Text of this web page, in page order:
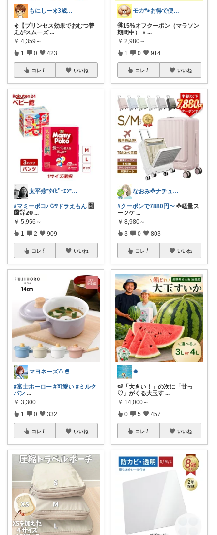
もにしー☀️3歳娘と0歳息子のパパ🧡
☀️【プリンセス効果でおむつ替
えがスムーズ ...
￥ 4,359～
1 0 423
コレ いいね
太平燕*ﾀｲﾋﾟｰｴﾝ*熊本は負けんバイ
#マミーポコパﾝﾂドラえもん 🈹
🅿️㌽𝟮𝟬 ...
￥ 5,956～
1 2 909
コレ いいね
マヨネーズ🥚‪🐣✨️お礼はプロフで♪
#富士ホーロー #可愛い #ミルク
パン ...
￥ 3,300
1 0 332
コレ いいね
モカ🐾お得で便利💛犬とのおうち時間
🉐15%オフクーポン（マラソン
期間中） ⭐ ...
￥ 2,980～
1 0 914
コレ いいね
なおみ☘️ナチュラル生活
#クーポンで7880円〜 ☘️軽量ス
ーツケ ...
￥ 8,980～
3 0 803
コレ いいね
🍀
🍉「大きい！」の次に「甘っ
♡」がくる大玉す ...
￥ 14,000～
0 5 457
コレ いいね